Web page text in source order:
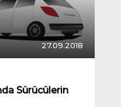
27.09.2018
Sürücülerin